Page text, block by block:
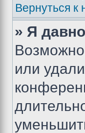
Вернуться к
» Я
или